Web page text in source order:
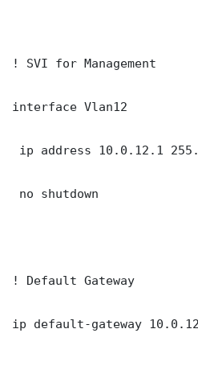
! SVI for Management
interface Vlan12
ip address 10.0.12.1
no shutdown
! Default Gateway
ip default-gateway